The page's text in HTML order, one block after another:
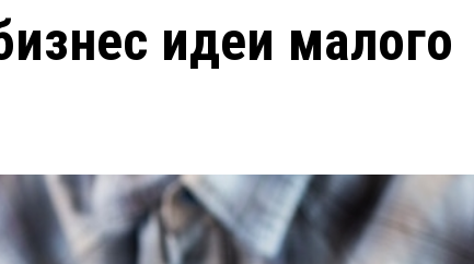
идеи малого